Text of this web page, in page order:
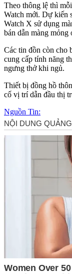
Theo thông lệ thì
Watch mới. Dự kiến
Watch X sử dụng
bán dẫn màng
Các tin đồn còn cho
cung cấp tính năng
ngưng thở khi ngủ.
Thiết bị đồng hồ
cố vị trí dẫn đầu thị
Nguồn Tin: